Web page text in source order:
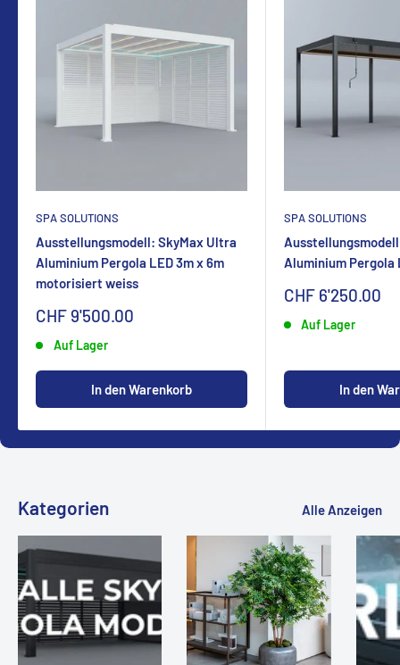
SPA SOLUTIONS
Ausstellungsmodell: SkyMax Ultra
Aluminium Pergola LED 3m x 6m
motorisiert weiss
Sonderpreis
CHF 9'500.00
Auf Lager
In den Warenkorb
SPA SOLUTIONS
Aluminium Pergola
Sonderpreis
CHF 6'250.00
Auf Lager
In den
Kategorien Alle Anzeigen